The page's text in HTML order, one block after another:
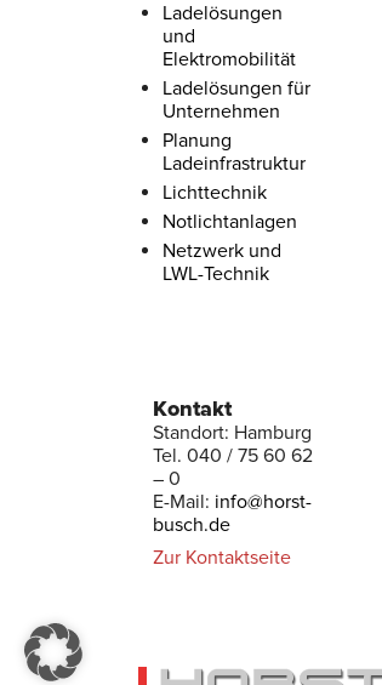
Ladelösungen
und
Elektromobilität
Ladelösungen für
Unternehmen
Planung
Ladeinfrastruktur
Lichttechnik
Notlichtanlagen
Netzwerk und
LWL-Technik
Kontakt
Standort: Hamburg
Tel. 040 / 75 60 62
– 0
E-Mail: info@horst-
busch.de
Zur Kontaktseite